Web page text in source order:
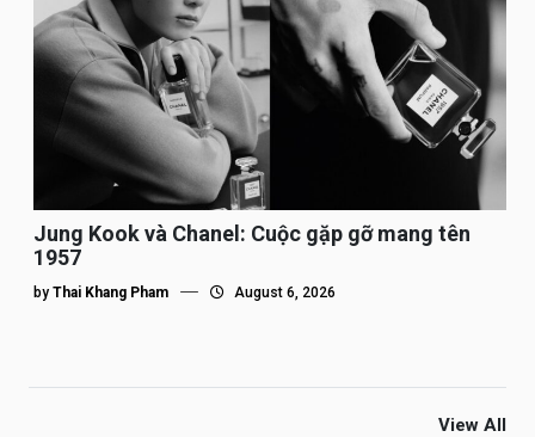
Jung Kook và Chanel: Cuộc gặp gỡ mang tên
1957
by Thai Khang Pham August 6, 2026
View All